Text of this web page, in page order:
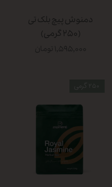
دمنوش پیچ بلک تی
(۲۵۰ گرمی)
۱,۵۹۵,۰۰۰ تومان